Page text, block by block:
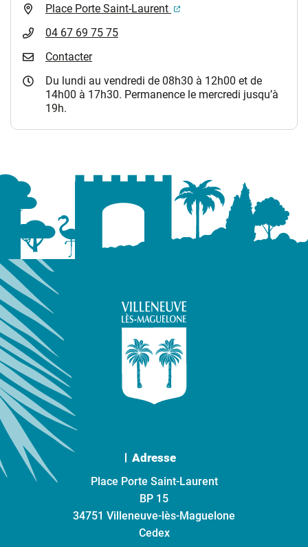
Place Porte Saint-Laurent
(ouverture dans un
04 67 69 75 75
Contacter
Du lundi au vendredi de 08h30 à 12h00 et de
14h00 à 17h30. Permanence le mercredi jusqu’à
19h.
Adresse
Place Porte Saint-Laurent
BP 15
34751 Villeneuve-lès-Maguelone
Cedex